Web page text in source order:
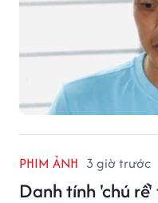
PHIM ẢNH 3 giờ trước
Danh tính 'chú